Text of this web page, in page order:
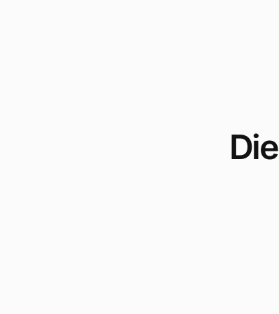
Die